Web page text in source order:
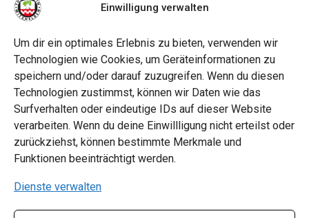
Einwilligung verwalten
Um dir ein optimales Erlebnis zu bieten, verwenden wir
Technologien wie Cookies, um Geräteinformationen zu
speichern und/oder darauf zuzugreifen. Wenn du diesen
Technologien zustimmst, können wir Daten wie das
Surfverhalten oder eindeutige IDs auf dieser Website
verarbeiten. Wenn du deine Einwillligung nicht erteilst oder
zurückziehst, können bestimmte Merkmale und
Funktionen beeinträchtigt werden.
Dienste verwalten
Facebook
Informationen
Datenschutz
Impressum
Barrierefrei
Satzung